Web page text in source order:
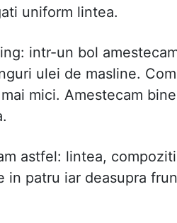
uniform lintea.
intr-un bol
ulei de masline.
mici. Amestecam
astfel: lintea,
in patru iar deasupra